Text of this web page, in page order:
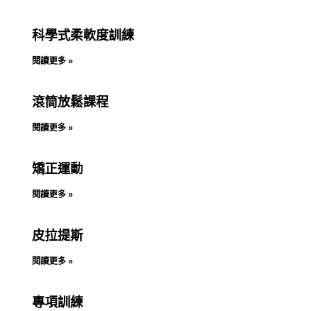
科學式柔軟度訓練
閱讀更多 »
滾筒放鬆課程
閱讀更多 »
矯正運動
閱讀更多 »
皮拉提斯
閱讀更多 »
專項訓練